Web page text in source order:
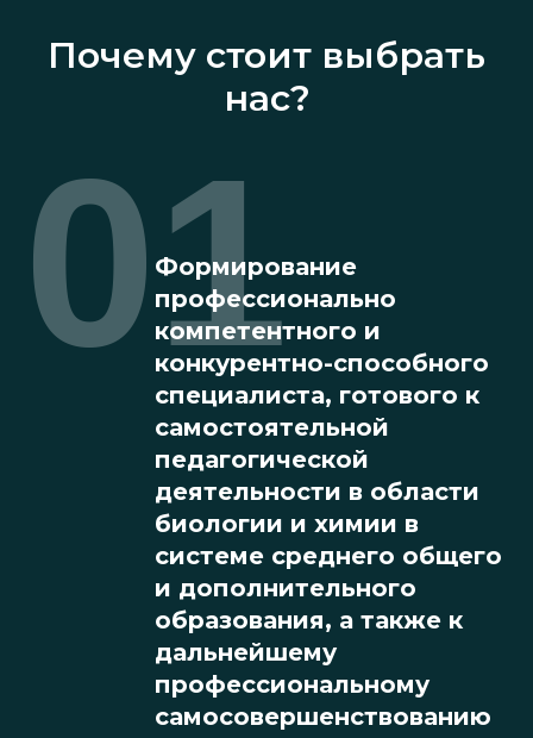
Почему стоит выбрать
нас?
Формирование
профессионально
компетентного и
конкурентно-способного
специалиста, готового к
самостоятельной
педагогической
деятельности в области
биологии и химии в
системе среднего общего
и дополнительного
образования, а также к
дальнейшему
профессиональному
самосовершенствованию
01